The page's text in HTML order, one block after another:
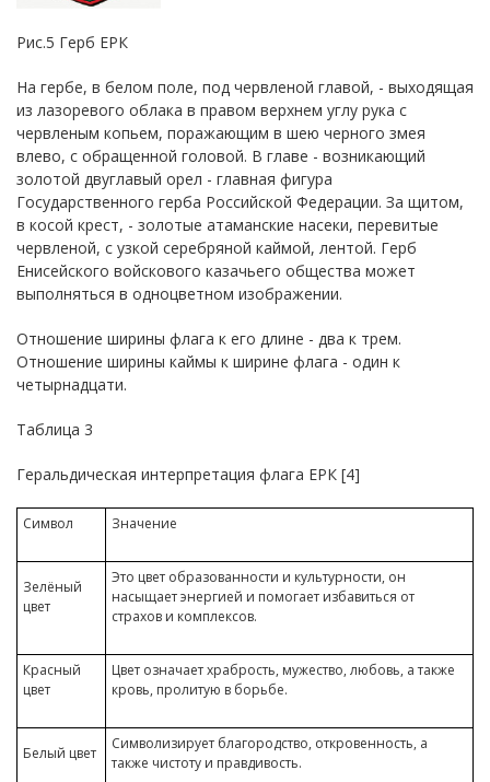
Рис.5 Герб ЕРК
На гербе, в белом поле, под червленой главой, - выходящая
из лазоревого облака в правом верхнем углу рука с
червленым копьем, поражающим в шею черного змея
влево, с обращенной головой. В главе - возникающий
золотой двуглавый орел - главная фигура
Государственного герба Российской Федерации. За щитом,
в косой крест, - золотые атаманские насеки, перевитые
червленой, с узкой серебряной каймой, лентой. Герб
Енисейского войскового казачьего общества может
выполняться в одноцветном изображении.
Отношение ширины флага к его длине - два к трем.
Отношение ширины каймы к ширине флага - один к
четырнадцати.
Таблица 3
Геральдическая интерпретация флага ЕРК [4]
Символ Значение
Зелёный
цвет
Это цвет образованности и культурности, он
насыщает энергией и помогает избавиться от
страхов и комплексов.
Красный
цвет
Цвет означает храбрость, мужество, любовь, а также
кровь, пролитую в борьбе.
Белый цвет
Символизирует благородство, откровенность, а
также чистоту и правдивость.